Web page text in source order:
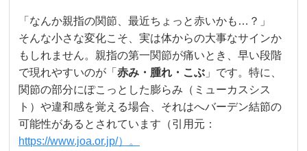
「なんか親指の関節、最近ちょっと赤いかも…？」
そんな小さな変化こそ、実は体からの大事なサインか
もしれません。親指の第一関節が痛いとき、早い段階
で現れやすいのが「赤み・腫れ・こぶ 」です。特に、
関節の部分にぽこっとした膨らみ（ミューカスシス
ト）や違和感を覚える場合、それはへバーデン結節の
可能性があるとされています（引用元：
https://www.joa.or.jp/）。